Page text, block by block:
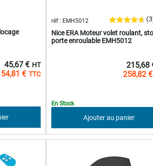
54,81 €
45,67 €
Nice ERA Moteur volet roulant,
porte enroulable EMH5012
réf : EMH5012
258,82 €
215,68
En Stock
Ajouter au panier